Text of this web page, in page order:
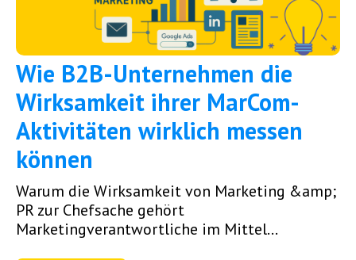
Wie B2B-Unternehmen die
Wirksamkeit ihrer MarCom-
Aktivitäten wirklich messen
können
Warum die Wirksamkeit von Marketing &amp;
PR zur Chefsache gehört
Marketingverantwortliche im Mittel...